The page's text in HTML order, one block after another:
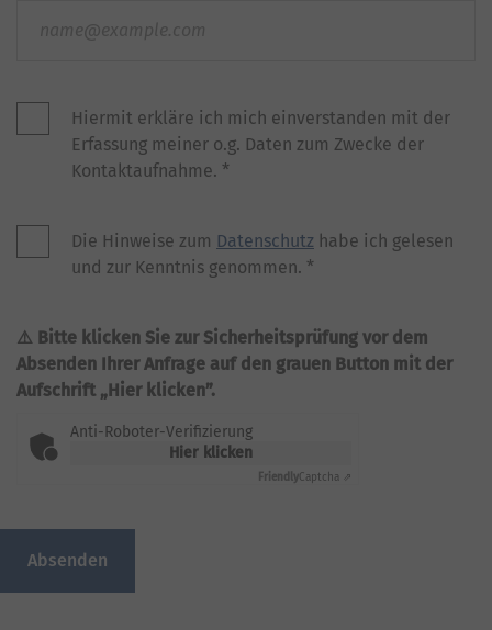
Hiermit erkläre ich mich einverstanden mit der
Erfassung meiner o.g. Daten zum Zwecke der
Kontaktaufnahme. *
Die Hinweise zum Datenschutz habe ich gelesen
und zur Kenntnis genommen. *
Bitte klicken Sie zur Sicherheitsprüfung vor dem
Absenden Ihrer Anfrage auf den grauen Button mit der
Aufschrift „Hier klicken”.
Anti-Roboter-Verifizierung
Hier klicken
FriendlyCaptcha ⇗
Absenden